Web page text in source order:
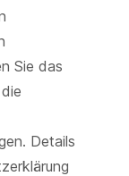
Sie das
Details